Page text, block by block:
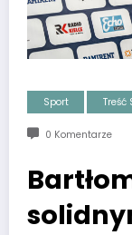
Sport Treść
0 Komentarze